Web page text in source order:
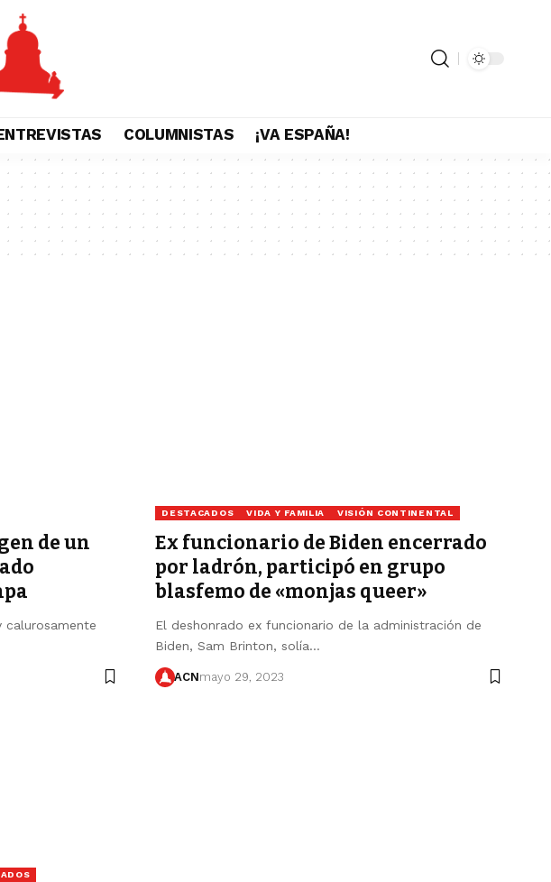
COLUMNISTAS ¡VA ESPAÑA!
de un
calurosamente
DESTACADOS VIDA Y FAMILIA VISIÓN CONTINENTAL
Ex funcionario de Biden encerrado
por ladrón, participó en grupo
blasfemo de «monjas queer»
El deshonrado ex funcionario de la administración de
Biden, Sam Brinton, solía…
ACNmayo 29, 2023